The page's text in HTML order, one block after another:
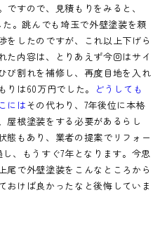
すので、見積もりをみると、
。跳んでも埼玉で外壁塗装を頼
をしたのですが、これ以上下げら
た内容は、とりあえず今回はサイ
び割れを補修し、再度目地を入れ
は60万円でした。
どうしても
にはその代わり、7年後位に本格
屋根塗装をする必要があるらし
態もあり、業者の提案でリフォー
、もうすぐ7年となります。今思
尾で外壁塗装をこんなところから
おけば良かったなと後悔していま